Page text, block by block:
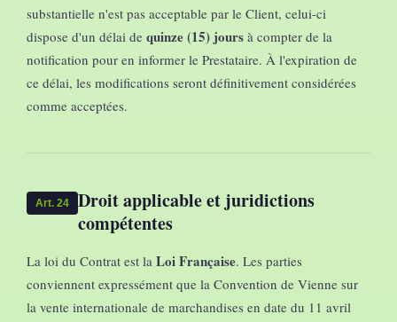
substantielle n'est pas acceptable par le Client, celui-ci
dispose d'un délai de quinze (15) jours à compter de la
notification pour en informer le Prestataire. À l'expiration de
ce délai, les modifications seront définitivement considérées
comme acceptées.
Art. 24
Droit applicable et juridictions
compétentes
La loi du Contrat est la Loi Française. Les parties
conviennent expressément que la Convention de Vienne sur
la vente internationale de marchandises en date du 11 avril